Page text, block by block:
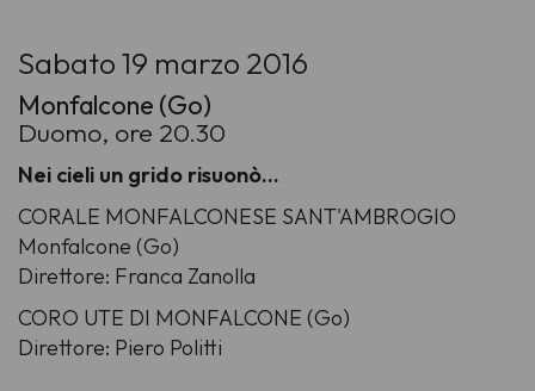
Sabato 19 marzo 2016
Monfalcone (Go)
Duomo, ore 20.30
Nei cieli un grido risuonò…
CORALE MONFALCONESE SANT'AMBROGIO
Monfalcone (Go)
Direttore: Franca Zanolla
CORO UTE DI MONFALCONE (Go)
Direttore: Piero Politti